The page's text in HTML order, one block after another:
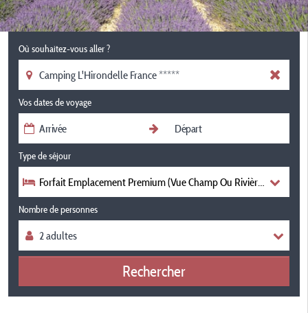
Où souhaitez-vous aller ?
Vos dates de voyage
Type de séjour
Forfait Emplacement Premium (Vue Champ Ou Rivière),
Nombre de personnes
Rechercher